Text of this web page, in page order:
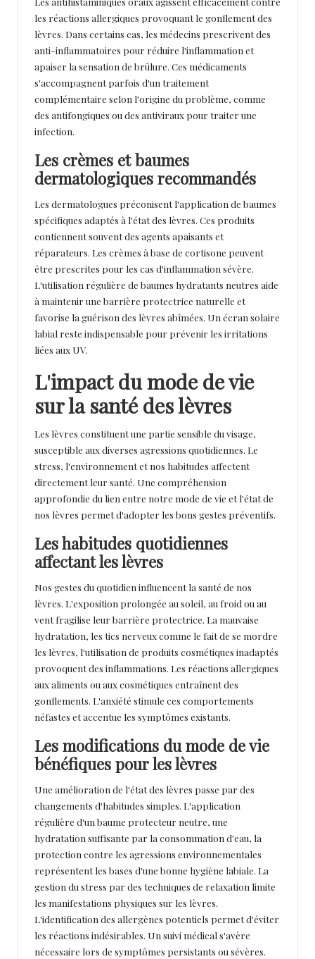
les réactions allergiques provoquant le gonflement des
lèvres. Dans certains cas, les médecins prescrivent des
anti-inflammatoires pour réduire l'inflammation et
apaiser la sensation de brûlure. Ces médicaments
s'accompagnent parfois d'un traitement
complémentaire selon l'origine du problème, comme
des antifongiques ou des antiviraux pour traiter une
infection.
Les crèmes et baumes
dermatologiques recommandés
Les dermatologues préconisent l'application de baumes
spécifiques adaptés à l'état des lèvres. Ces produits
contiennent souvent des agents apaisants et
réparateurs. Les crèmes à base de cortisone peuvent
être prescrites pour les cas d'inflammation sévère.
L'utilisation régulière de baumes hydratants neutres aide
à maintenir une barrière protectrice naturelle et
favorise la guérison des lèvres abîmées. Un écran solaire
labial reste indispensable pour prévenir les irritations
liées aux UV.
L'impact du mode de vie
sur la santé des lèvres
Les lèvres constituent une partie sensible du visage,
susceptible aux diverses agressions quotidiennes. Le
stress, l'environnement et nos habitudes affectent
directement leur santé. Une compréhension
approfondie du lien entre notre mode de vie et l'état de
nos lèvres permet d'adopter les bons gestes préventifs.
Les habitudes quotidiennes
affectant les lèvres
Nos gestes du quotidien influencent la santé de nos
lèvres. L'exposition prolongée au soleil, au froid ou au
vent fragilise leur barrière protectrice. La mauvaise
hydratation, les tics nerveux comme le fait de se mordre
les lèvres, l'utilisation de produits cosmétiques inadaptés
provoquent des inflammations. Les réactions allergiques
aux aliments ou aux cosmétiques entraînent des
gonflements. L'anxiété stimule ces comportements
néfastes et accentue les symptômes existants.
Les modifications du mode de vie
bénéfiques pour les lèvres
Une amélioration de l'état des lèvres passe par des
changements d'habitudes simples. L'application
régulière d'un baume protecteur neutre, une
hydratation suffisante par la consommation d'eau, la
protection contre les agressions environnementales
représentent les bases d'une bonne hygiène labiale. La
gestion du stress par des techniques de relaxation limite
les manifestations physiques sur les lèvres.
L'identification des allergènes potentiels permet d'éviter
les réactions indésirables. Un suivi médical s'avère
nécessaire lors de symptômes persistants ou sévères.